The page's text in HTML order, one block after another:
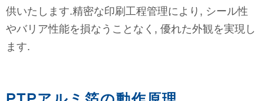
供いたします.精密な印刷工程管理により, シール性
やバリア性能を損なうことなく, 優れた外観を実現し
ます.